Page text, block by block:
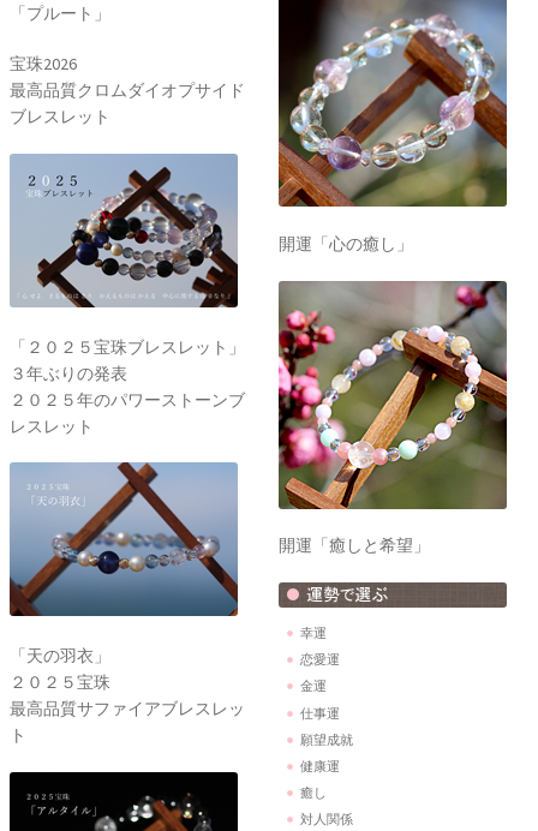
「プルート」
宝珠2026
最高品質クロムダイオプサイド
ブレスレット
「２０２５宝珠ブレスレット」
３年ぶりの発表
２０２５年のパワーストーンブ
レスレット
「天の羽衣」
２０２５宝珠
最高品質サファイアブレスレッ
ト
開運「心の癒し」
開運「癒しと希望」
幸運
恋愛運
金運
仕事運
願望成就
健康運
癒し
対人関係